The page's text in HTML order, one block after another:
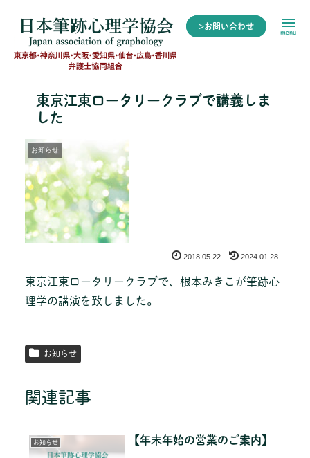
>お問い合わせ
menu
東京江東ロータリークラブで講義しま
した
お知らせ
2018.05.22 2024.01.28
東京江東ロータリークラブで、根本みきこが筆跡心
理学の講演を致しました。
お知らせ
関連記事
お知らせ 【年末年始の営業のご案内】